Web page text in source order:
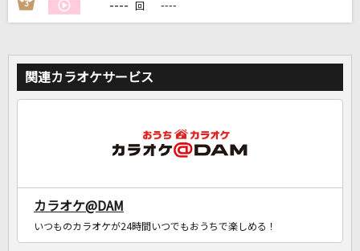
3 ---- 回 ----
関連カラオケサービス
カラオケ@DAM
いつものカラオケが24時間いつでもおうちで楽しめる！